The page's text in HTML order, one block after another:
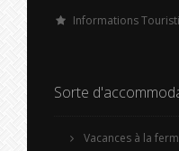
Informations
Sorte
Vacances à la